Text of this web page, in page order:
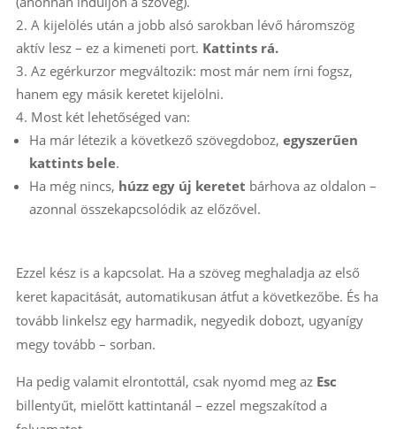
A kijelölés után a jobb alsó sarokban lévő háromszög
aktív lesz – ez a kimeneti port. Kattints rá.
Az egérkurzor megváltozik: most már nem írni fogsz,
hanem egy másik keretet kijelölni.
Most két lehetőséged van:
Ha már létezik a következő szövegdoboz, egyszerűen
kattints bele.
Ha még nincs, húzz egy új keretet bárhova az oldalon –
azonnal összekapcsolódik az előzővel.
Ezzel kész is a kapcsolat. Ha a szöveg meghaladja az első
keret kapacitását, automatikusan átfut a következőbe. És ha
tovább linkelsz egy harmadik, negyedik dobozt, ugyanígy
megy tovább – sorban.
Ha pedig valamit elrontottál, csak nyomd meg az Esc
billentyűt, mielőtt kattintanál – ezzel megszakítod a